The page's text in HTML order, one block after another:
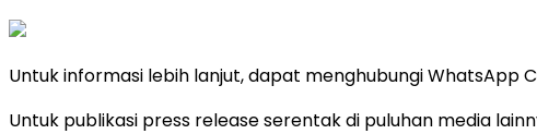
Untuk informasi lebih lanjut, dapat menghubungi WhatsApp
Untuk publikasi press release serentak di puluhan media